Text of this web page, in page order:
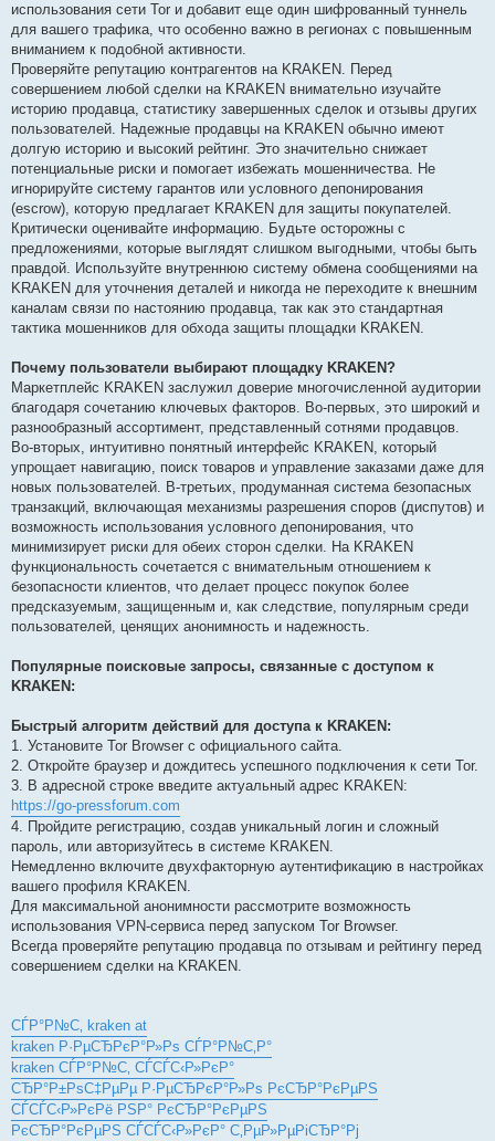
использования сети Tor и добавит еще один шифрованный туннель
для вашего трафика, что особенно важно в регионах с повышенным
вниманием к подобной активности.
Проверяйте репутацию контрагентов на KRAKEN. Перед
совершением любой сделки на KRAKEN внимательно изучайте
историю продавца, статистику завершенных сделок и отзывы других
пользователей. Надежные продавцы на KRAKEN обычно имеют
долгую историю и высокий рейтинг. Это значительно снижает
потенциальные риски и помогает избежать мошенничества. Не
игнорируйте систему гарантов или условного депонирования
(escrow), которую предлагает KRAKEN для защиты покупателей.
Критически оценивайте информацию. Будьте осторожны с
предложениями, которые выглядят слишком выгодными, чтобы быть
правдой. Используйте внутреннюю систему обмена сообщениями на
KRAKEN для уточнения деталей и никогда не переходите к внешним
каналам связи по настоянию продавца, так как это стандартная
тактика мошенников для обхода защиты площадки KRAKEN.
Почему пользователи выбирают площадку KRAKEN?
Маркетплейс KRAKEN заслужил доверие многочисленной аудитории
благодаря сочетанию ключевых факторов. Во-первых, это широкий и
разнообразный ассортимент, представленный сотнями продавцов.
Во-вторых, интуитивно понятный интерфейс KRAKEN, который
упрощает навигацию, поиск товаров и управление заказами даже для
новых пользователей. В-третьих, продуманная система безопасных
транзакций, включающая механизмы разрешения споров (диспутов) и
возможность использования условного депонирования, что
минимизирует риски для обеих сторон сделки. На KRAKEN
функциональность сочетается с внимательным отношением к
безопасности клиентов, что делает процесс покупок более
предсказуемым, защищенным и, как следствие, популярным среди
пользователей, ценящих анонимность и надежность.
Популярные поисковые запросы, связанные с доступом к
KRAKEN:
Быстрый алгоритм действий для доступа к KRAKEN:
1. Установите Tor Browser с официального сайта.
2. Откройте браузер и дождитесь успешного подключения к сети Tor.
3. В адресной строке введите актуальный адрес KRAKEN:
https://go-pressforum.com
4. Пройдите регистрацию, создав уникальный логин и сложный
пароль, или авторизуйтесь в системе KRAKEN.
Немедленно включите двухфакторную аутентификацию в настройках
вашего профиля KRAKEN.
Для максимальной анонимности рассмотрите возможность
использования VPN-сервиса перед запуском Tor Browser.
Всегда проверяйте репутацию продавца по отзывам и рейтингу перед
совершением сделки на KRAKEN.
СЃР°Р№С‚ kraken at
kraken Р·РµСЂРєР°Р»Рѕ СЃР°Р№С‚Р°
kraken СЃР°Р№С‚ СЃСЃС‹Р»РєР°
СЂР°Р±РѕС‡РµРµ Р·РµСЂРєР°Р»Рѕ РєСЂР°РєРµРЅ
СЃСЃС‹Р»РєРё РЅР° РєСЂР°РєРµРЅ
РєСЂР°РєРµРЅ СЃСЃС‹Р»РєР° С‚РµР»РµРіСЂР°Рј